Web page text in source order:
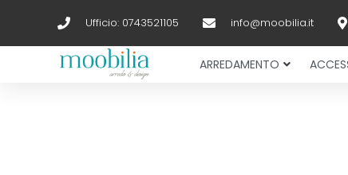
Ufficio: 0743521105 info@moobilia.it
ARREDAMENTO